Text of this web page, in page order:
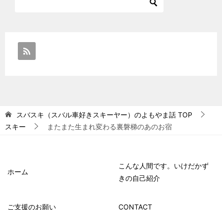
スバスキ（スバル車好きスキーヤー）のよもやま話 TOP
スキー
またまた生まれ変わる裏磐梯のあのお宿
ホーム
こんな人間です。いけだかず
きの自己紹介
ご支援のお願い CONTACT